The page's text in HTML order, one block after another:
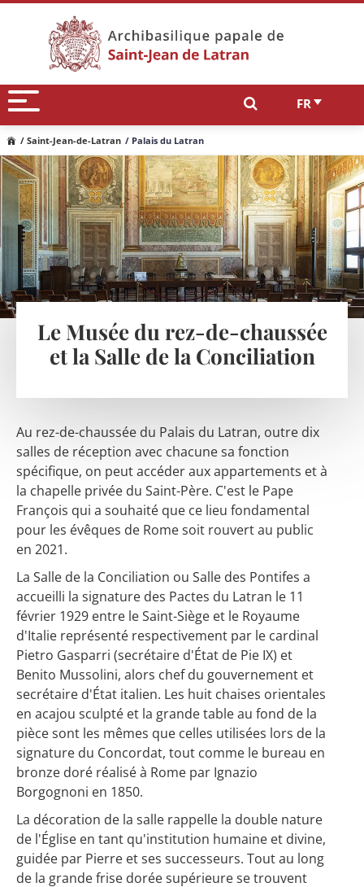
FR
/ Saint-Jean-de-Latran / Palais du Latran
Le Musée du rez-de-chaussée
et la Salle de la Conciliation
Au rez-de-chaussée du Palais du Latran, outre dix
salles de réception avec chacune sa fonction
spécifique, on peut accéder aux appartements et à
la chapelle privée du Saint-Père. C'est le Pape
François qui a souhaité que ce lieu fondamental
pour les évêques de Rome soit rouvert au public
en 2021.
La Salle de la Conciliation ou Salle des Pontifes a
accueilli la signature des Pactes du Latran le 11
février 1929 entre le Saint-Siège et le Royaume
d'Italie représenté respectivement par le cardinal
Pietro Gasparri (secrétaire d'État de Pie IX) et
Benito Mussolini, alors chef du gouvernement et
secrétaire d'État italien. Les huit chaises orientales
en acajou sculpté et la grande table au fond de la
pièce sont les mêmes que celles utilisées lors de la
signature du Concordat, tout comme le bureau en
bronze doré réalisé à Rome par Ignazio
Borgognoni en 1850.
La décoration de la salle rappelle la double nature
de l'Église en tant qu'institution humaine et divine,
guidée par Pierre et ses successeurs. Tout au long
de la grande frise dorée supérieure se trouvent